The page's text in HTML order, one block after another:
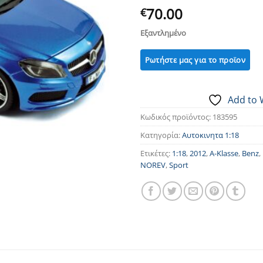
€70.00
Εξαντλημένο
Add to
Κωδικός προϊόντος: 183595
Κατηγορία:Αυτοκινητα 1:18
Ετικέτες: 1:18,2012,A-Klasse, Benz,
NOREV,Sport